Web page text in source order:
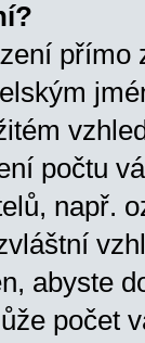
přímo
počtu
např.
abyste
počet